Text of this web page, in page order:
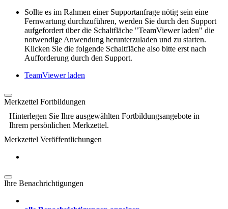
Sollte es im Rahmen einer Supportanfrage nötig sein eine
Fernwartung durchzuführen, werden Sie durch den Support
aufgefordert über die Schaltfläche "TeamViewer laden" die
notwendige Anwendung herunterzuladen und zu starten.
Klicken Sie die folgende Schaltfläche also bitte erst nach
Aufforderung durch den Support.
TeamViewer laden
Merkzettel Fortbildungen
Hinterlegen Sie Ihre ausgewählten Fortbildungsangebote in
Ihrem persönlichen Merkzettel.
Merkzettel Veröffentlichungen
Ihre Benachrichtigungen